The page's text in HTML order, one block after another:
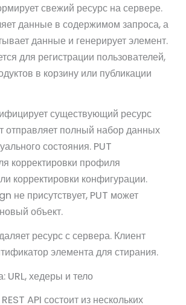
свежий ресурс на сервере.
данные в содержимом запроса, а
данные и генерирует элемент.
для регистрации пользователей,
в корзину или публикации
существующий ресурс
отправляет полный набор данных
состояния. PUT
корректировки профиля
корректировки конфигурации.
не присутствует, PUT может
объект.
ресурс с сервера. Клиент
элемента для стирания.
URL, хедеры и тело
API состоит из нескольких